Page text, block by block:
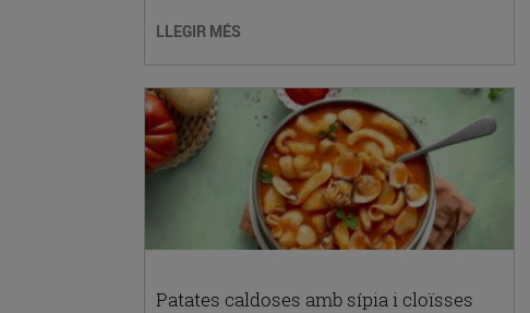
LLEGIR MÉS
Patates caldoses amb sípia i cloïsses